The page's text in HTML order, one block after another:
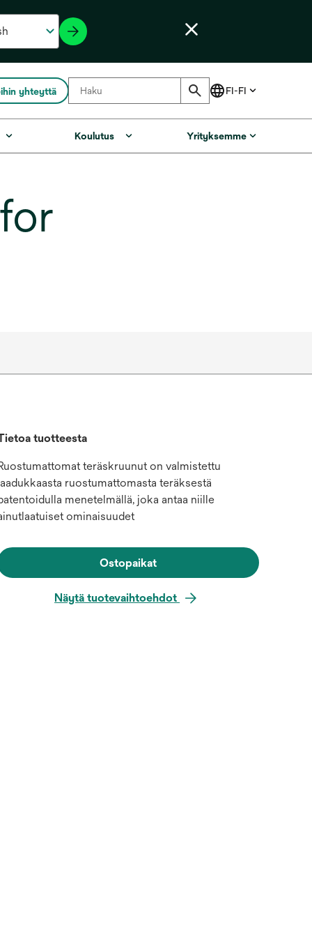
yhteyttä
Koulutus Yrityksemme
tuotteesta
teräskruunut on valmistettu
ruostumattomasta teräksestä
menetelmällä, joka antaa niille
ominaisuudet
Ostopaikat
Näytä tuotevaihtoehdot